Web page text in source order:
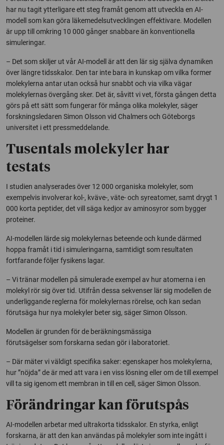
har nu tagit ytterligare ett steg framåt genom att utveckla en AI-
modell som kan göra läkemedelsutvecklingen effektivare. Modellen
är upp till omkring 10 000 gånger snabbare än konventionella
simuleringar.
– Det som skiljer ut vår AI-modell är att den lär sig själva dynamiken
över längre tidsskalor. Den tar inte bara in kunskap om vilka former
molekylerna antar utan också hur snabbt och via vilka vägar
molekylernas övergång sker. Det är, såvitt vi vet, första gången detta
görs på ett sätt som fungerar för många olika molekyler, säger
forskningsledaren Simon Olsson vid Chalmers och Göteborgs
universitet i ett pressmeddelande.
Tusentals molekyler har
testats
I studien analyserades över 12 000 organiska molekyler, som
exempelvis involverar kol-, kväve-, väte- och syreatomer, samt drygt 1
000 korta peptider, det vill säga kedjor av aminosyror som bygger
proteiner.
AI-modellen lärde sig molekylernas beteende och kunde därmed
hoppa framåt i tid i simuleringarna, samtidigt som resultaten
fortfarande följer fysikens lagar.
– Vi tränar modellen på simulerade exempel av hur atomerna i en
molekyl rör sig över tid. Utifrån dessa sekvenser lär sig modellen de
underliggande reglerna för molekylernas rörelse, och kan sedan
förutsäga hur nya molekyler beter sig, säger Simon Olsson.
Modellen är grunden för de beräkningsmässiga
förutsägelser som forskarna sedan gör i laboratoriet.
– Där mäter vi väldigt specifika saker: egenskaper hos molekylerna,
hur ”nöjda” de är med att vara i en viss lösning eller om de till exempel
vill ta sig igenom ett membran in till en cell, säger Simon Olsson.
Förändringar kan förutspås
AI-modellen arbetar med ultrakorta tidsskalor. En styrka, enligt
forskarna, är att den kan användas på molekyler som inte ingått i